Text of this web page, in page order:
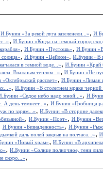
И.Бунин «За рекой луга зазеленели...»,
, И.Бунин «Когда на темный город
, И.Бунин «Пустошь», И.Бунин
, И.Бунин «Цейлон», И.Бунин «В
в темной воде...», И.Бунин «Край
Влажным теплом...», И.Бунин «Не
рассвет», И.Бунин «Лиман
, И.Бунин «В столетнем мраке черной
«Седое небо надо мной...»,
А день темнеет...», И.Бунин «Гробница
по зарям...», И.Бунин «В стороне
, И.Бунин «Поэт», И.Бунин
И.Бунин «Безнадежность», И.Бунин
даль полей закрыв на полчаса...»,
«Новый храм», И.Бунин «В
, И.Бунин «Солнце полночное, тени
скоро...»,